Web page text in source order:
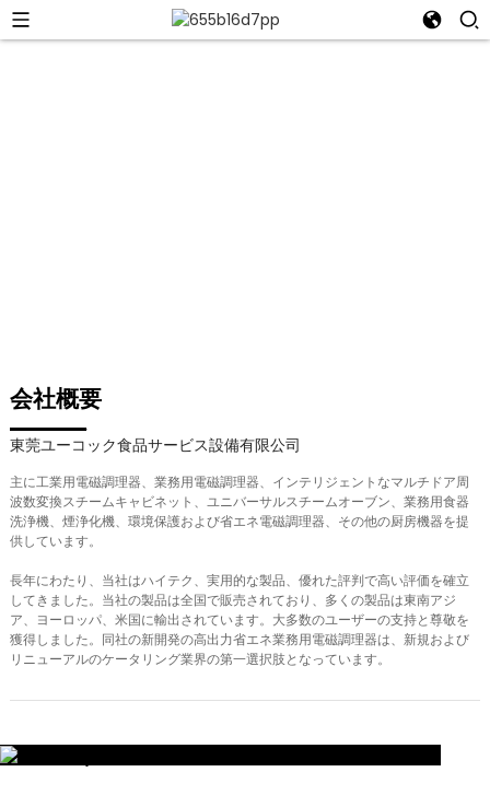
会社概要
東莞ユーコック食品サービス設備有限公司
主に工業用電磁調理器、業務用電磁調理器、インテリジェントなマルチドア周
波数変換スチームキャビネット、ユニバーサルスチームオーブン、業務用食器
洗浄機、煙浄化機、環境保護および省エネ電磁調理器、その他の厨房機器を提
供しています。
長年にわたり、当社はハイテク、実用的な製品、優れた評判で高い評価を確立
してきました。当社の製品は全国で販売されており、多くの製品は東南アジ
ア、ヨーロッパ、米国に輸出されています。 大多数のユーザーの支持と尊敬を
獲得しました。同社の新開発の高出力省エネ業務用電磁調理器は、新規および
リニューアルのケータリング業界の第一選択肢となっています。